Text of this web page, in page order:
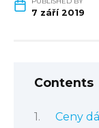
7 září 2019
Contents
Ceny